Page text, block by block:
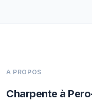
A PROPOS
Charpente à